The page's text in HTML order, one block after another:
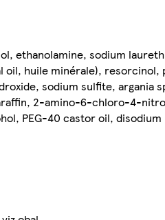
ethanolamine, sodium
huile minérale),
sodium sulfite,
2-amino-6-chloro-4-
PEG-40 castor oil,